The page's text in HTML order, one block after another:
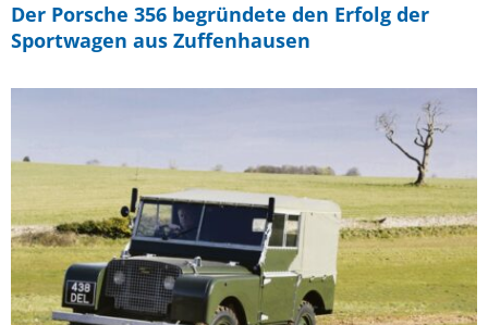
Der Porsche 356 begründete den Erfolg der
Sportwagen aus Zuffenhausen